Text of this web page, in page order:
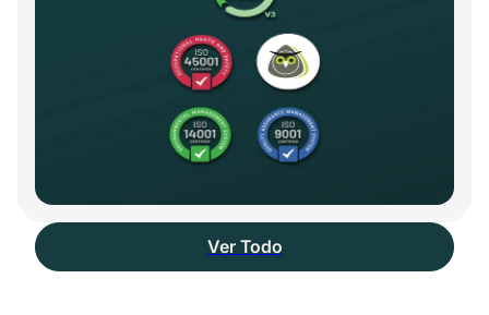
Ver Todo